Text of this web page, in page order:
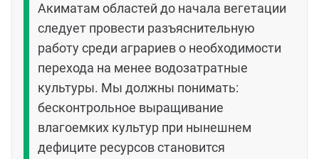
Акиматам областей до начала вегетации
следует провести разъяснительную
работу среди аграриев о необходимости
перехода на менее водозатратные
культуры. Мы должны понимать:
бесконтрольное выращивание
влагоемких культур при нынешнем
дефиците ресурсов становится